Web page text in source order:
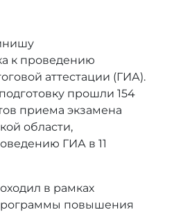
к проведению
аттестации (ГИА).
прошли 154
приема экзамена
области,
ГИА в 11
в рамках
повышения